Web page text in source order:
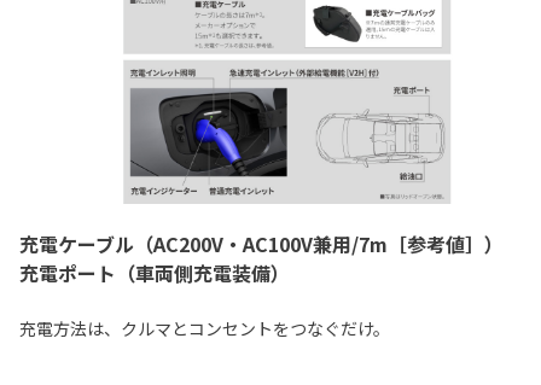
充電ケーブル（AC200V・AC100V兼用/7m［参考値］）
充電ポート（車両側充電装備）
充電方法は、クルマとコンセントをつなぐだけ。